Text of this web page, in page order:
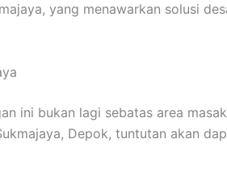
yang menawarkan solusi
ini bukan lagi sebatas area
Depok, tuntutan akan